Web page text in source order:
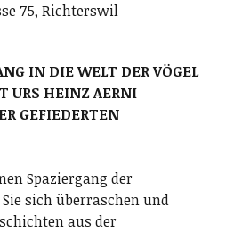
75, Richterswil
IN DIE WELT DER VÖGEL
URS HEINZ AERNI
GEFIEDERTEN
Spaziergang der
sich überraschen und
aus der